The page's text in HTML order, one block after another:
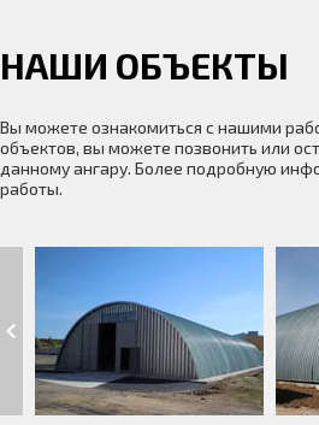
НАШИ ОБЪЕКТЫ
Вы можете ознакомиться с нашими
объектов, вы можете позвонить или
данному ангару. Более подробную
работы.